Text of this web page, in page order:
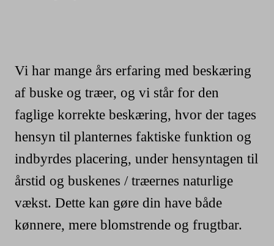
Vi har mange års erfaring med beskæring
af buske og træer, og vi står for den
faglige korrekte beskæring, hvor der tages
hensyn til planternes faktiske funktion og
indbyrdes placering, under hensyntagen til
årstid og buskenes / træernes naturlige
vækst. Dette kan gøre din have både
kønnere, mere blomstrende og frugtbar.